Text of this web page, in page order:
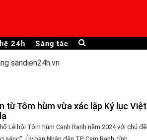
24h Sáng tác
sandien24h.vn
từ Tôm hùm vừa xác lập Kỷ lục Việt
Lễ hội Tôm hùm Canh Ranh năm 2024 với chủ đề